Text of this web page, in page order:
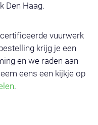
Den Haag.
vuurwerk
krijg je een
en we raden aan
eens een kijkje op
.